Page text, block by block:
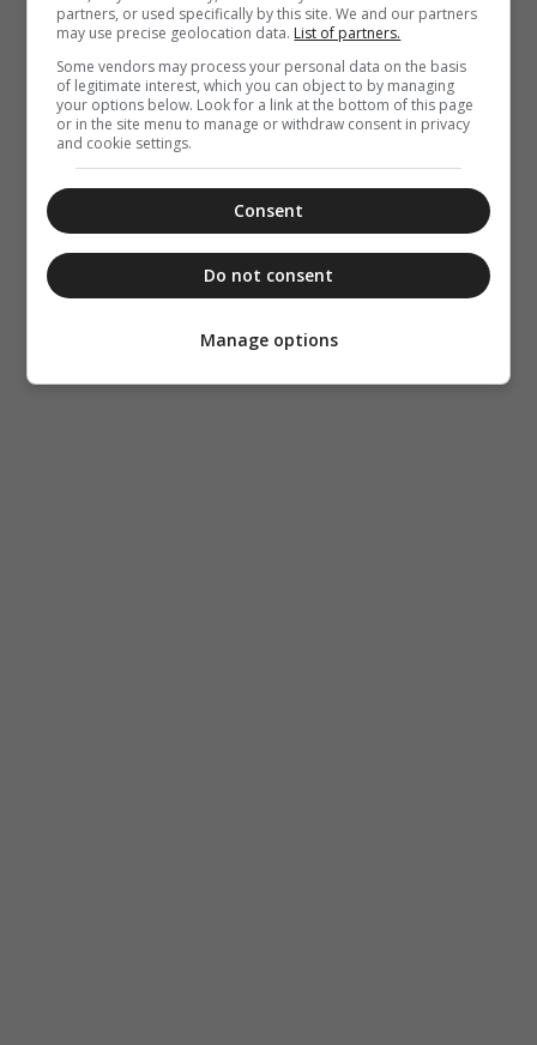
partners, or used specifically by this site. We and our partners
may use precise geolocation data. List of partners.
Some vendors may process your personal data on the basis
of legitimate interest, which you can object to by managing
your options below. Look for a link at the bottom of this page
or in the site menu to manage or withdraw consent in privacy
and cookie settings.
Consent
Do not consent
Manage options